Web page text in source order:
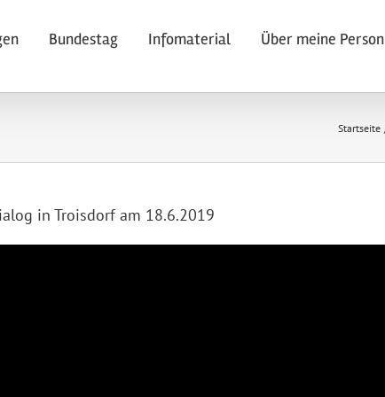
Bundestag Infomaterial Über meine Person
Startseite
in Troisdorf am 18.6.2019